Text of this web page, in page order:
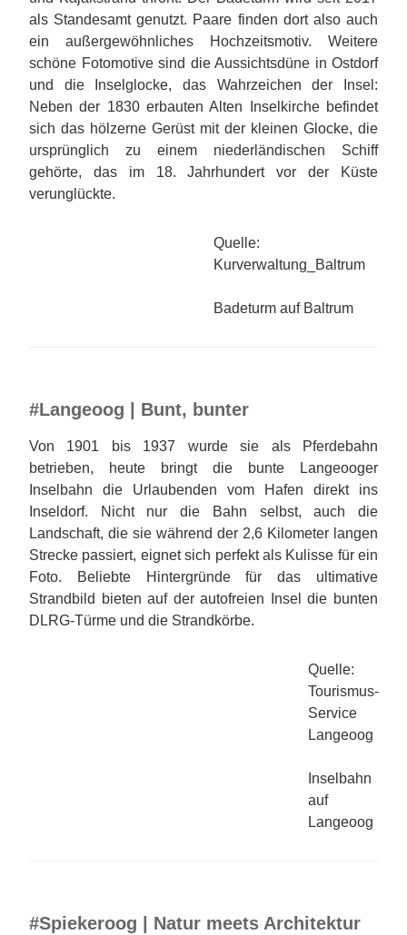
als Standesamt genutzt. Paare finden dort also auch
ein außergewöhnliches Hochzeitsmotiv. Weitere
schöne Fotomotive sind die Aussichtsdüne in Ostdorf
und die Inselglocke, das Wahrzeichen der Insel:
Neben der 1830 erbauten Alten Inselkirche befindet
sich das hölzerne Gerüst mit der kleinen Glocke, die
ursprünglich zu einem niederländischen Schiff
gehörte, das im 18. Jahrhundert vor der Küste
verunglückte.
Quelle:
Kurverwaltung_Baltrum
Badeturm auf Baltrum
#Langeoog | Bunt, bunter
Von 1901 bis 1937 wurde sie als Pferdebahn
betrieben, heute bringt die bunte Langeooger
Inselbahn die Urlaubenden vom Hafen direkt ins
Inseldorf. Nicht nur die Bahn selbst, auch die
Landschaft, die sie während der 2,6 Kilometer langen
Strecke passiert, eignet sich perfekt als Kulisse für ein
Foto. Beliebte Hintergründe für das ultimative
Strandbild bieten auf der autofreien Insel die bunten
DLRG-Türme und die Strandkörbe.
Quelle:
Tourismus-
Service
Langeoog
Inselbahn
auf
Langeoog
#Spiekeroog | Natur meets Architektur